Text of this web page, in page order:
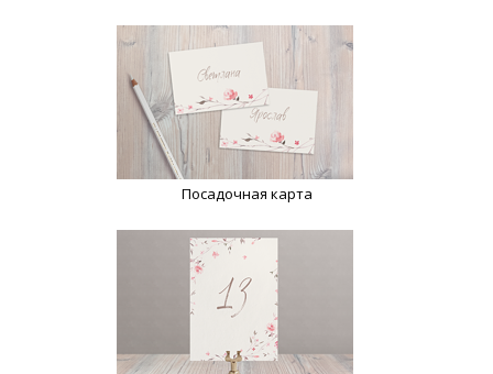
Посадочная карта